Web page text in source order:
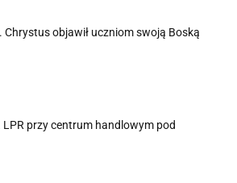
Chrystus objawił uczniom swoją Boską
przy centrum handlowym pod